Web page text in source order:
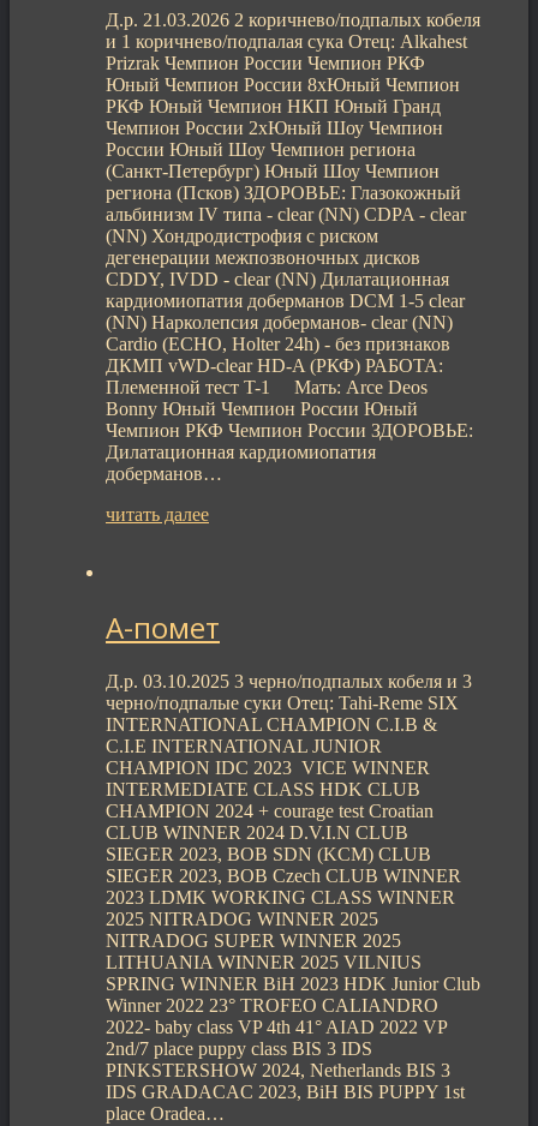
Д.р. 21.03.2026 2 коричнево/подпалых кобеля
и 1 коричнево/подпалая сука Отец: Alkahest
Prizrak Чемпион России Чемпион РКФ
Юный Чемпион России 8хЮный Чемпион
РКФ Юный Чемпион НКП Юный Гранд
Чемпион России 2хЮный Шоу Чемпион
России Юный Шоу Чемпион региона
(Санкт-Петербург) Юный Шоу Чемпион
региона (Псков) ЗДОРОВЬЕ: Глазокожный
альбинизм IV типа - clear (NN) CDPA - clear
(NN) Хондродистрофия с риском
дегенерации межпозвоночных дисков
CDDY, IVDD - clear (NN) Дилатационная
кардиомиопатия доберманов DCM 1-5 clear
(NN) Нарколепсия доберманов- clear (NN)
Cardio (ECHO, Holter 24h) - без признаков
ДКМП vWD-clear HD-A (РКФ) РАБОТА:
Племенной тест T-1 Мать: Arce Deos
Bonny Юный Чемпион России Юный
Чемпион РКФ Чемпион России ЗДОРОВЬЕ:
Дилатационная кардиомиопатия
доберманов…
читать далее
А-помет
Д.р. 03.10.2025 3 черно/подпалых кобеля и 3
черно/подпалые суки Отец: Tahi-Reme SIX
INTERNATIONAL CHAMPION C.I.B &
C.I.E INTERNATIONAL JUNIOR
CHAMPION IDC 2023 VICE WINNER
INTERMEDIATE CLASS HDK CLUB
CHAMPION 2024 + courage test Croatian
CLUB WINNER 2024 D.V.I.N CLUB
SIEGER 2023, BOB SDN (KCM) CLUB
SIEGER 2023, BOB Czech CLUB WINNER
2023 LDMK WORKING CLASS WINNER
2025 NITRADOG WINNER 2025
NITRADOG SUPER WINNER 2025
LITHUANIA WINNER 2025 VILNIUS
SPRING WINNER BiH 2023 HDK Junior Club
Winner 2022 23° TROFEO CALIANDRO
2022- baby class VP 4th 41° AIAD 2022 VP
2nd/7 place puppy class BIS 3 IDS
PINKSTERSHOW 2024, Netherlands BIS 3
IDS GRADACAC 2023, BiH BIS PUPPY 1st
place Oradea…